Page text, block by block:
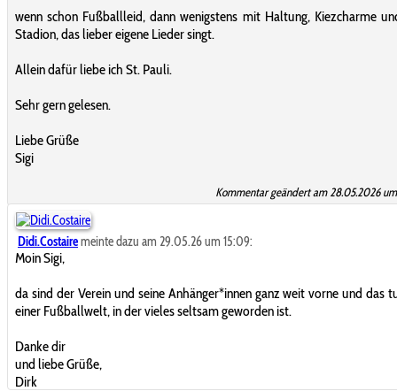
wenn schon Fußballleid, dann wenigstens mit Haltung, Kiezcharme
Stadion, das lieber eigene Lieder singt.
Allein dafür liebe ich St. Pauli.
Sehr gern gelesen.
Liebe Grüße
Sigi
Kommentar geändert am 28.05.2026 um
Didi.Costairemeinte dazu am 29.05.26 um 15:09:
Moin Sigi,
da sind der Verein und seine Anhänger*innen ganz weit vorne und das
einer Fußballwelt, in der vieles seltsam geworden ist.
Danke dir
und liebe Grüße,
Dirk